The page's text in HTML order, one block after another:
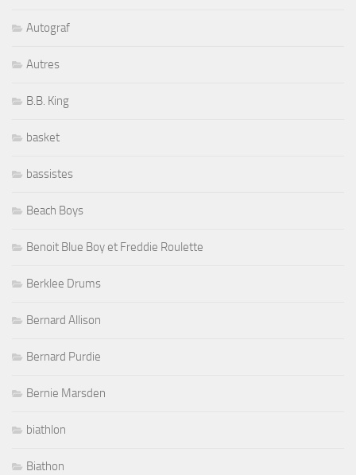
Autograf
Autres
B.B. King
basket
bassistes
Beach Boys
Benoit Blue Boy et Freddie Roulette
Berklee Drums
Bernard Allison
Bernard Purdie
Bernie Marsden
biathlon
Biathon